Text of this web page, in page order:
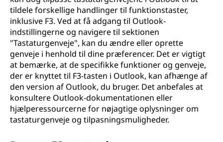
tildele forskellige handlinger til funktionstaster,
inklusive F3. Ved at få adgang til Outlook-
indstillingerne og navigere til sektionen
"Tastaturgenveje", kan du ændre eller oprette
genveje i henhold til dine præferencer. Det er vigtigt
at bemærke, at de specifikke funktioner og genveje,
der er knyttet til F3-tasten i Outlook, kan afhænge af
den version af Outlook, du bruger. Det anbefales at
konsultere Outlook-dokumentationen eller
hjælperessourcerne for nøjagtige oplysninger om
tastaturgenveje og tilpasningsmuligheder.